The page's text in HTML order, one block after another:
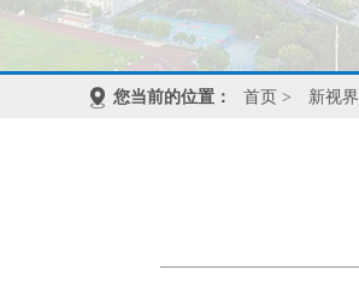
您当前的位置： 首页 > 新视界